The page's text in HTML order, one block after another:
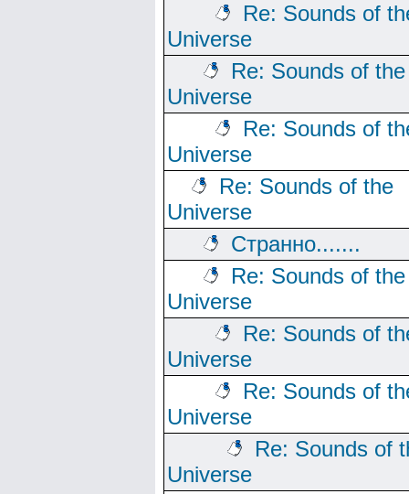
Re: Sounds of
Universe
Re: Sounds of the
Universe
Re: Sounds of
Universe
Re: Sounds of the
Universe
Странно.......
Re: Sounds of the
Universe
Re: Sounds of
Universe
Re: Sounds of
Universe
Re: Sounds of
Universe